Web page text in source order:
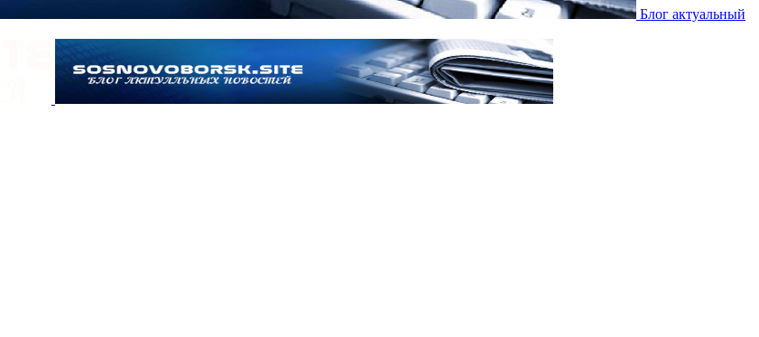
Блог актуальный